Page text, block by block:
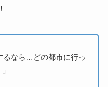
るなら…どの都市に行っ